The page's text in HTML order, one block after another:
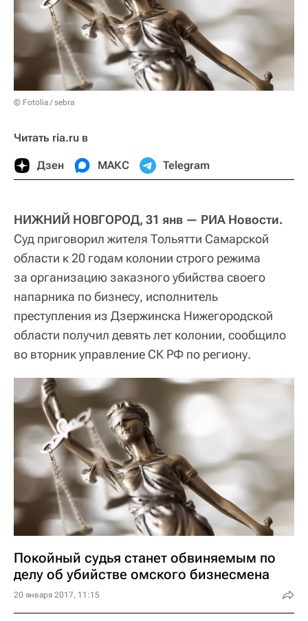
© Fotolia / sebra
Читать ria.ru в
Дзен МАКС Telegram
НИЖНИЙ НОВГОРОД, 31 янв — РИА Новости.
Суд приговорил жителя Тольятти Самарской
области к 20 годам колонии строго режима
за организацию заказного убийства своего
напарника по бизнесу, исполнитель
преступления из Дзержинска Нижегородской
области получил девять лет колонии, сообщило
во вторник управление СК РФ по региону.
Покойный судья станет обвиняемым по
делу об убийстве омского бизнесмена
20 января 2017, 11:15